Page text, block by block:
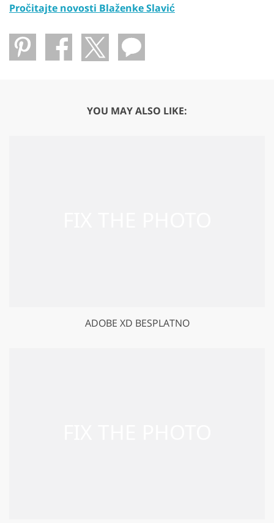
Pročitajte novosti Blaženke Slavić
YOU MAY ALSO LIKE:
ADOBE XD BESPLATNO